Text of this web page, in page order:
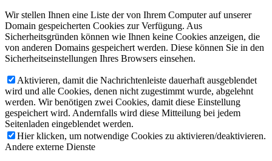
Wir stellen Ihnen eine Liste der von Ihrem Computer auf unserer
Domain gespeicherten Cookies zur Verfügung. Aus
Sicherheitsgründen können wie Ihnen keine Cookies anzeigen, die
von anderen Domains gespeichert werden. Diese können Sie in den
Sicherheitseinstellungen Ihres Browsers einsehen.
Aktivieren, damit die Nachrichtenleiste dauerhaft ausgeblendet
wird und alle Cookies, denen nicht zugestimmt wurde, abgelehnt
werden. Wir benötigen zwei Cookies, damit diese Einstellung
gespeichert wird. Andernfalls wird diese Mitteilung bei jedem
Seitenladen eingeblendet werden.
Hier klicken, um notwendige Cookies zu aktivieren/deaktivieren.
Andere externe Dienste